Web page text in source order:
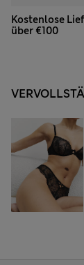
Kostenlose
über €100